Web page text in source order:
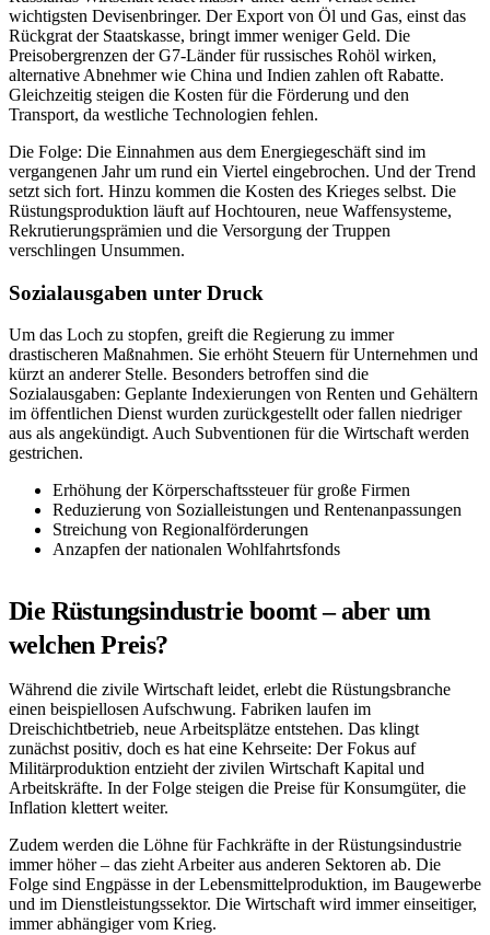
wichtigsten Devisenbringer. Der Export von Öl und Gas, einst das
Rückgrat der Staatskasse, bringt immer weniger Geld. Die
Preisobergrenzen der G7-Länder für russisches Rohöl wirken,
alternative Abnehmer wie China und Indien zahlen oft Rabatte.
Gleichzeitig steigen die Kosten für die Förderung und den
Transport, da westliche Technologien fehlen.
Die Folge: Die Einnahmen aus dem Energiegeschäft sind im
vergangenen Jahr um rund ein Viertel eingebrochen. Und der Trend
setzt sich fort. Hinzu kommen die Kosten des Krieges selbst. Die
Rüstungsproduktion läuft auf Hochtouren, neue Waffensysteme,
Rekrutierungsprämien und die Versorgung der Truppen
verschlingen Unsummen.
Sozialausgaben unter Druck
Um das Loch zu stopfen, greift die Regierung zu immer
drastischeren Maßnahmen. Sie erhöht Steuern für Unternehmen und
kürzt an anderer Stelle. Besonders betroffen sind die
Sozialausgaben: Geplante Indexierungen von Renten und Gehältern
im öffentlichen Dienst wurden zurückgestellt oder fallen niedriger
aus als angekündigt. Auch Subventionen für die Wirtschaft werden
gestrichen.
Erhöhung der Körperschaftssteuer für große Firmen
Reduzierung von Sozialleistungen und Rentenanpassungen
Streichung von Regionalförderungen
Anzapfen der nationalen Wohlfahrtsfonds
Die Rüstungsindustrie boomt – aber um
welchen Preis?
Während die zivile Wirtschaft leidet, erlebt die Rüstungsbranche
einen beispiellosen Aufschwung. Fabriken laufen im
Dreischichtbetrieb, neue Arbeitsplätze entstehen. Das klingt
zunächst positiv, doch es hat eine Kehrseite: Der Fokus auf
Militärproduktion entzieht der zivilen Wirtschaft Kapital und
Arbeitskräfte. In der Folge steigen die Preise für Konsumgüter, die
Inflation klettert weiter.
Zudem werden die Löhne für Fachkräfte in der Rüstungsindustrie
immer höher – das zieht Arbeiter aus anderen Sektoren ab. Die
Folge sind Engpässe in der Lebensmittelproduktion, im Baugewerbe
und im Dienstleistungssektor. Die Wirtschaft wird immer einseitiger,
immer abhängiger vom Krieg.